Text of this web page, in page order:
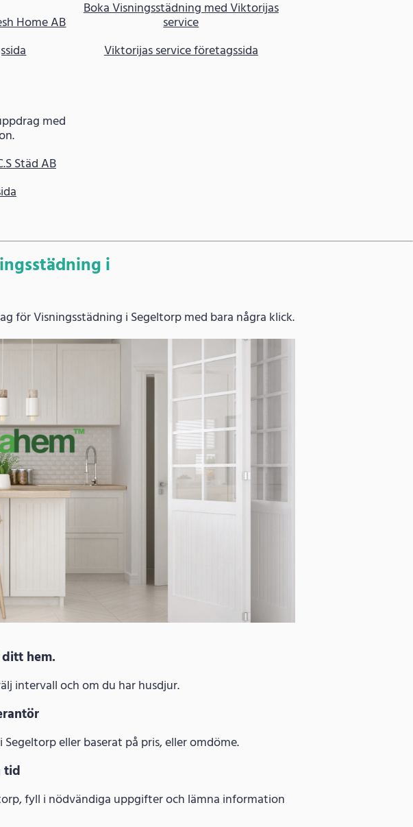
Home AB
Boka Visningsstädning med Viktorijas
service
Viktorijas service företagssida
med
Städ AB
i
för Visningsstädning i Segeltorp med bara några klick.
ditt hem.
intervall och om du har husdjur.
eller baserat på pris, eller omdöme.
tid
fyll i nödvändiga uppgifter och lämna information